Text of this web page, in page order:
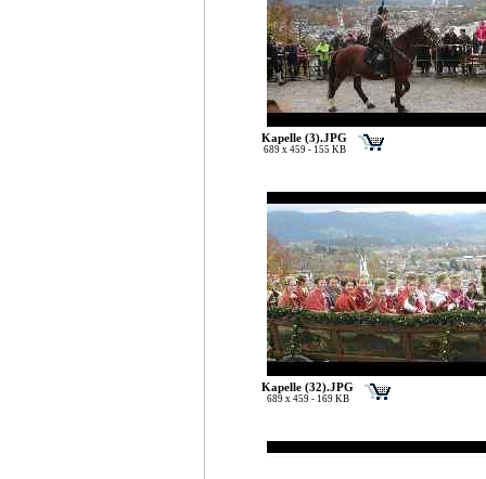
Kapelle (3).JPG
689 x 459 - 155 KB
Kapelle (32).JPG
689 x 459 - 169 KB